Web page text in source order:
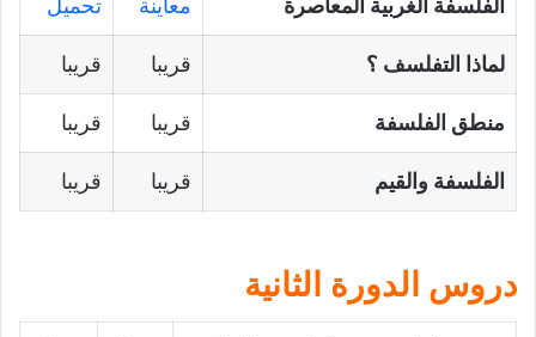
الفلسفة الغربية المعاصرة معاينة تحميل
لماذا التفلسف ؟ قريبا قريبا
منطق الفلسفة قريبا قريبا
الفلسفة والقيم قريبا قريبا
دروس الدورة الثانية